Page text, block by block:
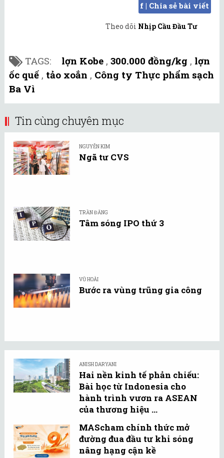
f | Chia sẻ bài viết
Theo dõi Nhịp Cầu Đầu Tư
TAGS: lợn Kobe , 300.000 đồng/kg , lợn
ốc quế , tảo xoắn , Công ty Thực phẩm sạch
Ba Vì
Tin cùng chuyên mục
NGUYỄN KIM
Ngã tư CVS
TRẦN ĐĂNG
Tâm sóng IPO thứ 3
VŨ HOÀI
Bước ra vùng trũng gia công
ANISH DARYANI
Hai nền kinh tế phản chiếu:
Bài học từ Indonesia cho
hành trình vươn ra ASEAN
của thương hiệu ...
MAScham chính thức mở
đường đua đầu tư khi sóng
nâng hạng cận kề